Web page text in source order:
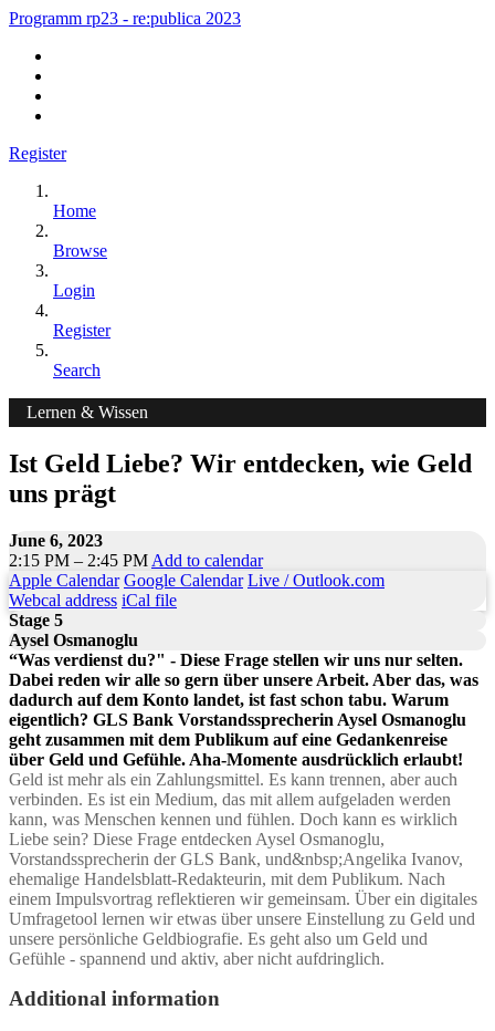
Programm rp23 - re:publica 2023
Register
Home
Browse
Login
Register
Search
Lernen & Wissen
Ist Geld Liebe? Wir entdecken, wie Geld
uns prägt
June 6, 2023
2:15 PM – 2:45 PM Add to calendar
Apple Calendar Google Calendar Live / Outlook.com
Webcal address iCal file
Stage 5
Aysel Osmanoglu
“Was verdienst du?" - Diese Frage stellen wir uns nur selten.
Dabei reden wir alle so gern über unsere Arbeit. Aber das, was
dadurch auf dem Konto landet, ist fast schon tabu. Warum
eigentlich? GLS Bank Vorstandssprecherin Aysel Osmanoglu
geht zusammen mit dem Publikum auf eine Gedankenreise
über Geld und Gefühle. Aha-Momente ausdrücklich erlaubt!
Geld ist mehr als ein Zahlungsmittel. Es kann trennen, aber auch
verbinden. Es ist ein Medium, das mit allem aufgeladen werden
kann, was Menschen kennen und fühlen. Doch kann es wirklich
Liebe sein? Diese Frage entdecken Aysel Osmanoglu,
Vorstandssprecherin der GLS Bank, und&nbsp;Angelika Ivanov,
ehemalige Handelsblatt-Redakteurin, mit dem Publikum. Nach
einem Impulsvortrag reflektieren wir gemeinsam. Über ein digitales
Umfragetool lernen wir etwas über unsere Einstellung zu Geld und
unsere persönliche Geldbiografie. Es geht also um Geld und
Gefühle - spannend und aktiv, aber nicht aufdringlich.
Additional information